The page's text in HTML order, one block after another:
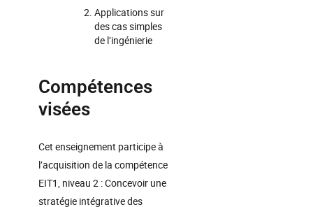
Applications sur
des cas simples
de l’ingénierie
Compétences
visées
Cet enseignement participe à
l’acquisition de la compétence
EIT1, niveau 2 : Concevoir une
stratégie intégrative des